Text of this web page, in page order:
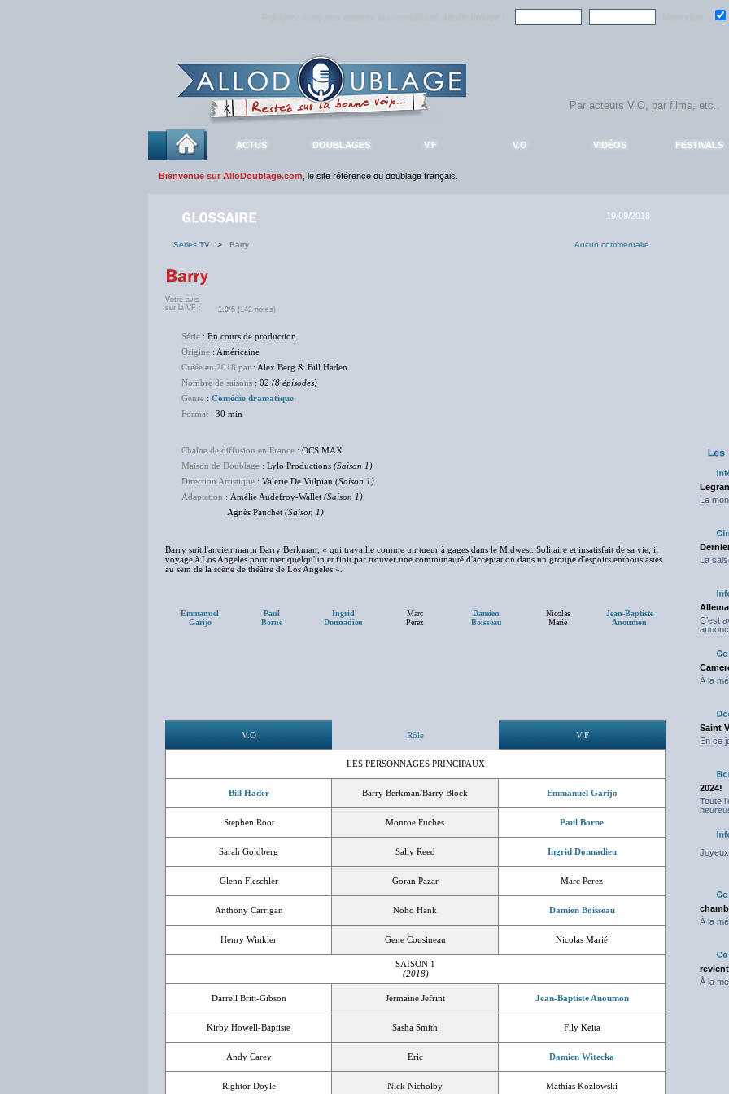
ACTUS DOUBLAGES V.F V.O VIDÉOS FESTIVALS
Bienvenue sur AlloDoublage.com , le site référence du doublage français.
19/09/2018
Series TV > Barry Aucun commentaire
Votre avis
sur la VF :
1.9/5 (142 notes)
Série : En cours de production
Origine : Américaine
Créée en 2018 par : Alex Berg & Bill Haden
Nombre de saisons : 02 (8 épisodes)
Genre : Comédie dramatique
Format : 30 min
Chaîne de diffusion en France : OCS MAX
Maison de Doublage : Lylo Productions (Saison 1)
Direction Artistique : Valérie De Vulpian (Saison 1)
Adaptation : Amélie Audefroy-Wallet (Saison 1)
Agnès Pauchet (Saison 1)
Barry suit l'ancien marin Barry Berkman, « qui travaille comme un tueur à gages dans le Midwest. Solitaire et insatisfait de sa vie, il
voyage à Los Angeles pour tuer quelqu'un et finit par trouver une communauté d'acceptation dans un groupe d'espoirs enthousiastes
au sein de la scène de théâtre de Los Angeles ».
Emmanuel
Garijo
Paul
Borne
Ingrid
Donnadieu
Marc
Perez
Damien
Boisseau
Nicolas
Marié
Jean-Baptiste
Anoumon
V.O Rôle V.F
LES PERSONNAGES PRINCIPAUX
Bill Hader Barry Berkman/Barry Block Emmanuel Garijo
Stephen Root Monroe Fuches Paul Borne
Sarah Goldberg Sally Reed Ingrid Donnadieu
Glenn Fleschler Goran Pazar Marc Perez
Anthony Carrigan Noho Hank Damien Boisseau
Henry Winkler Gene Cousineau Nicolas Marié
SAISON 1
(2018)
Darrell Britt-Gibson Jermaine Jefrint Jean-Baptiste Anoumon
Kirby Howell-Baptiste Sasha Smith Fily Keita
Andy Carey Eric Damien Witecka
Rightor Doyle Nick Nicholby Mathias Kozlowski
Le
La
C'est
À la
Saint
En ce
2024!
Toute
À la
À la